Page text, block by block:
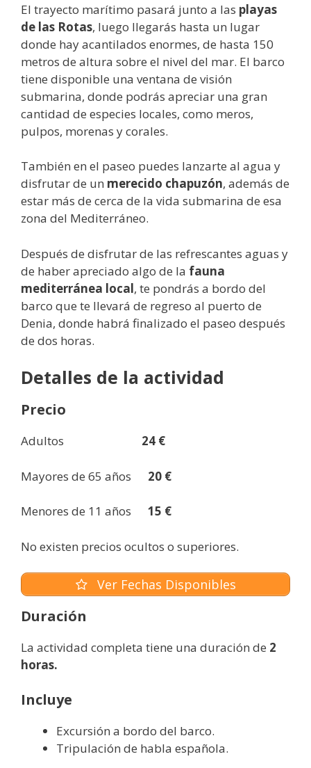
El trayecto marítimo pasará junto a las playas
de las Rotas, luego llegarás hasta un lugar
donde hay acantilados enormes, de hasta 150
metros de altura sobre el nivel del mar. El barco
tiene disponible una ventana de visión
submarina, donde podrás apreciar una gran
cantidad de especies locales, como meros,
pulpos, morenas y corales.
También en el paseo puedes lanzarte al agua y
disfrutar de un merecido chapuzón, además de
estar más de cerca de la vida submarina de esa
zona del Mediterráneo.
Después de disfrutar de las refrescantes aguas y
de haber apreciado algo de la fauna
mediterránea local, te pondrás a bordo del
barco que te llevará de regreso al puerto de
Denia, donde habrá finalizado el paseo después
de dos horas.
Detalles de la actividad
Precio
Adultos 24 €
Mayores de 65 años 20 €
Menores de 11 años 15 €
No existen precios ocultos o superiores.
Ver Fechas Disponibles
Duración
La actividad completa tiene una duración de 2
horas.
Incluye
Excursión a bordo del barco.
Tripulación de habla española.